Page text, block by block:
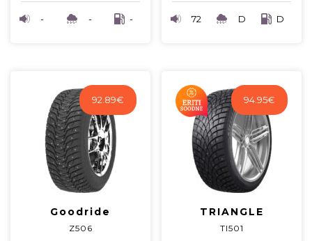
- - - 72 D D
92.89€
Goodride
Z506
94.95€
TRIANGLE
TI501